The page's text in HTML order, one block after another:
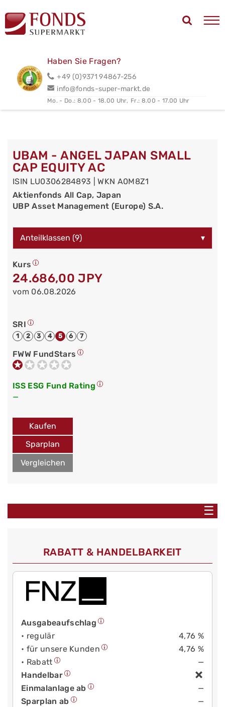
Haben Sie Fragen?
+49 (0)9371 94867-256
info@fonds-super-markt.de
Mo. - Do.: 8.00 - 18.00 Uhr, Fr.: 8.00 - 17.00 Uhr
UBAM - ANGEL JAPAN SMALL
CAP EQUITY AC
ISIN LU0306284893 | WKN A0M8Z1
Aktienfonds All Cap, Japan
UBP Asset Management (Europe) S.A.
Anteilklassen (9) ▾
Kurs
24.686,00 JPY
vom 06.08.2026
SRI
1 2 3 4 5 6 7
FWW FundStars
ISS ESG Fund Rating
—
Kaufen
Sparplan
Vergleichen
☰
RABATT & HANDELBARKEIT
Ausgabeaufschlag
• regulär
4,76 %
• für unsere Kunden
4,76 %
• Rabatt
—
Handelbar
Einmalanlage ab
—
Sparplan ab
—